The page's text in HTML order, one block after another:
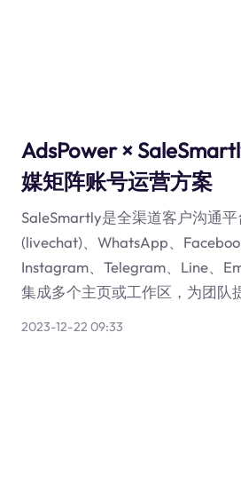
AdsPower ×
媒矩阵账号运营方案
SaleSmartly是全渠道客户沟通
(livechat)、WhatsApp、
Instagram、Telegram、Line、
集成多个主页或工作区，为团队
2023-12-22 09:33